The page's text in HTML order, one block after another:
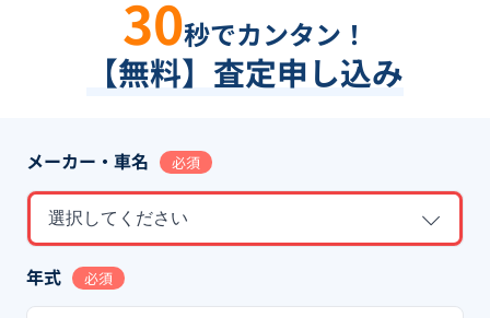
30秒でカンタン！
【無料】査定申し込み
メーカー・車名 必須
選択してください
年式 必須